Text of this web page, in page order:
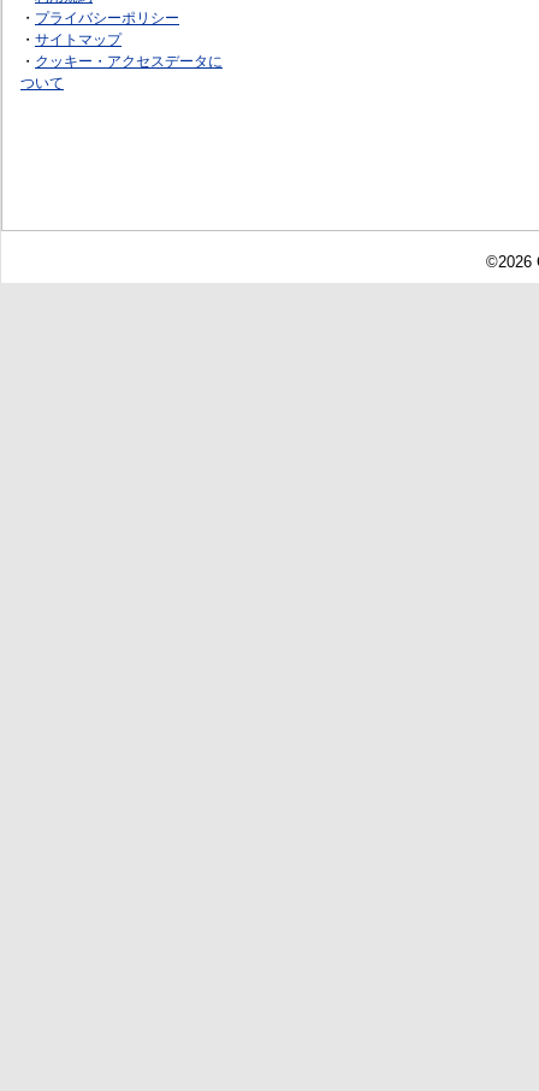
・ プライバシーポリシー
・ サイトマップ
・ クッキー・アクセスデータに
ついて
©2026